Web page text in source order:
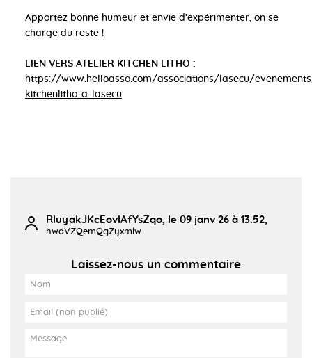
Apportez bonne humeur et envie d’expérimenter, on se
charge du reste !
LIEN VERS ATELIER KITCHEN LITHO :
https://www.helloasso.com/associations/lasecu/
kitchenlitho-a-lasecu
RluyakJKcEovlAfYsZqo, le 09 janv 26 à 13:52,
hwdVZQemQgZyxmlw
Laissez-nous un commentaire